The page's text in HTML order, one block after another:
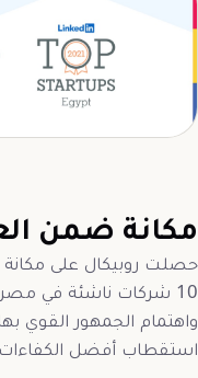
مكانة ضمن
حصلت روبيكال على
10 شركات ناشئة في
واهتمام الجمهور القوي
استقطاب أفضل